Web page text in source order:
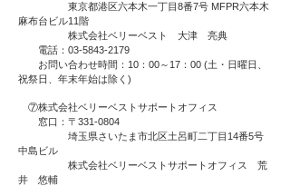
東京都港区六本木一丁目8番7号 MFPR六本木
麻布台ビル11階
株式会社ベリーベスト 大津 亮典
電話：03-5843-2179
お問い合わせ時間：10：00～17：00 (土・日曜日、
祝祭日、年末年始は除く)
⑦株式会社ベリーベストサポートオフィス
窓口：〒331-0804
埼玉県さいたま市北区土呂町二丁目14番5号
中島ビル
株式会社ベリーベストサポートオフィス 荒
井 悠輔